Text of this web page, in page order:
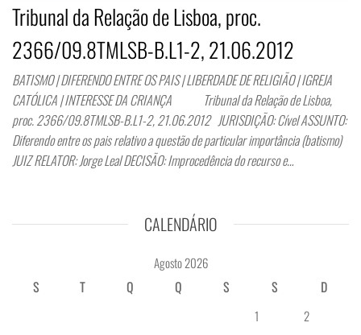
Tribunal da Relação de Lisboa, proc.
2366/09.8TMLSB-B.L1-2, 21.06.2012
BATISMO | DIFERENDO ENTRE OS PAIS | LIBERDADE DE RELIGIÃO | IGREJA
CATÓLICA | INTERESSE DA CRIANÇA Tribunal da Relação de Lisboa,
proc. 2366/09.8TMLSB-B.L1-2, 21.06.2012 JURISDIÇÃO: Cível ASSUNTO:
Diferendo entre os pais relativo a questão de particular importância (batismo)
JUIZ RELATOR: Jorge Leal DECISÃO: Improcedência do recurso e…
CALENDÁRIO
Agosto 2026
S
T Q Q S S
D
1
2